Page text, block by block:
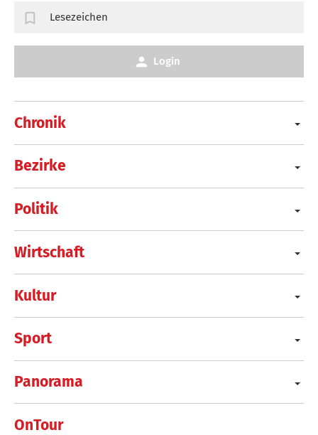
Chronik
Bezirke
Politik
Wirtschaft
Kultur
Sport
Panorama
OnTour
Lesezeichen
Login